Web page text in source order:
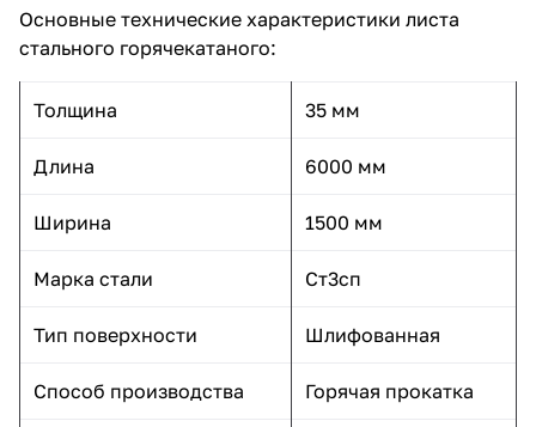
Основные технические характеристики листа
стального горячекатаного:
Толщина 35 мм
Длина 6000 мм
Ширина 1500 мм
Марка стали Ст3сп
Тип поверхности Шлифованная
Способ производства Горячая прокатка